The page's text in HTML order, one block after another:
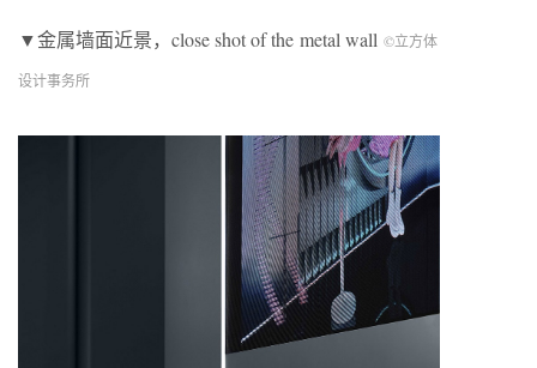
▼金属墙面近景，close shot of the metal wall ©立方体
设计事务所